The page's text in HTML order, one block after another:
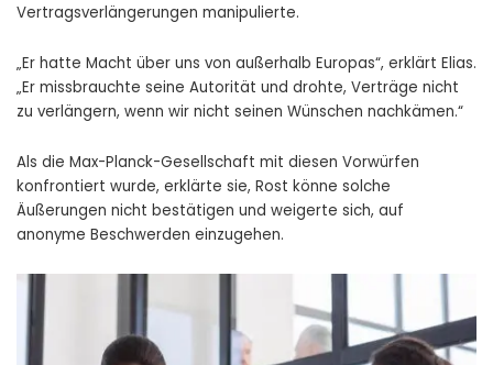
Vertragsverlängerungen manipulierte.
„Er hatte Macht über uns von außerhalb Europas“, erklärt Elias.
„Er missbrauchte seine Autorität und drohte, Verträge nicht
zu verlängern, wenn wir nicht seinen Wünschen nachkämen.“
Als die Max-Planck-Gesellschaft mit diesen Vorwürfen
konfrontiert wurde, erklärte sie, Rost könne solche
Äußerungen nicht bestätigen und weigerte sich, auf
anonyme Beschwerden einzugehen.